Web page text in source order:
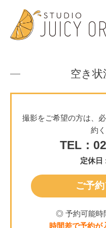
空き状
撮影をご希望の方は、
約
TEL：
定休日
ご予
◎ 予約可能時
時間差で予約が